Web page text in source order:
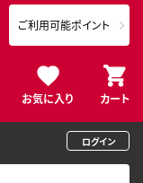
お気に入り カート
ご利用可能ポイント
ログイン